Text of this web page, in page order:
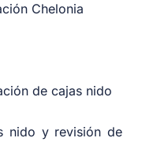
Chelonia
de cajas nido
nido y revisión de